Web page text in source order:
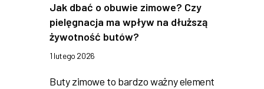
Jak dbać o obuwie zimowe? Czy
pielęgnacja ma wpływ na dłuższą
żywotność butów?
1 lutego 2026
Buty zimowe to bardzo ważny element